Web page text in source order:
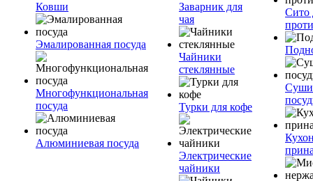
Ковши
Эмалированная посуда
Многофункциональная
посуда
Алюминиевая посуда
Заварник для
чая
Чайники
стеклянные
Турки для кофе
Электрические
чайники
Сито